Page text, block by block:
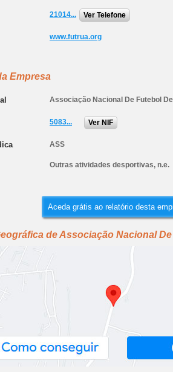
21014... Ver Telefone
www.futrua.org
Empresa
Associação Nacional De Futebol
5083... Ver NIF
ASS
Outras atividades desportivas, n.e.
Aceda grátis ao relatório desta
de Associação Nacional